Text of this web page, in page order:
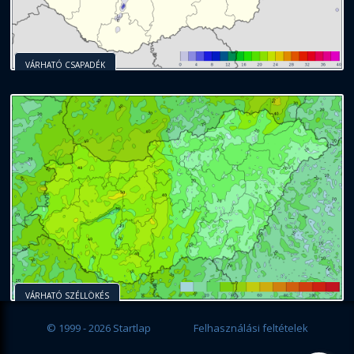
VÁRHATÓ CSAPADÉK
VÁRHATÓ SZÉLLÖKÉS
© 1999 - 2026 Startlap Felhasználási feltételek